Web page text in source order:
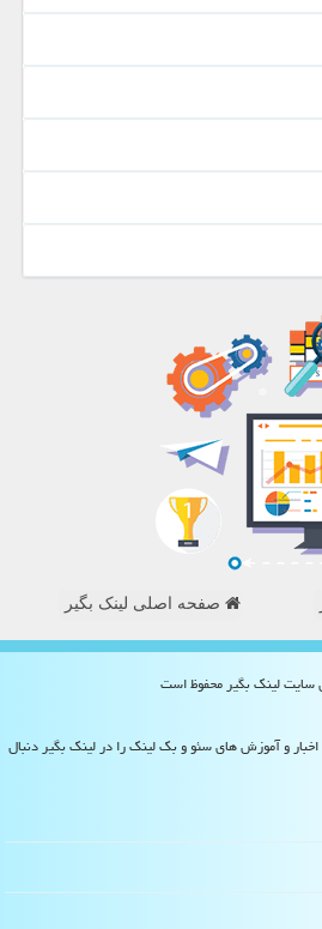
صفحه اصلی لینک بگیر
و آموزش های سئو و بک لینک را در لینک بگیر دنبال